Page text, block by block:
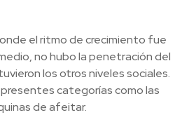
el ritmo de crecimiento fue
no hubo la penetración del
los otros niveles sociales.
categorías como las
de afeitar.